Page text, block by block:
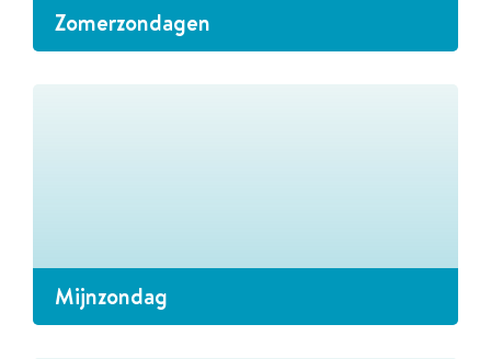
Zomerzondagen
Mijnzondag